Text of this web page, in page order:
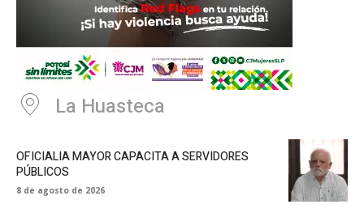
La Huasteca
OFICIALIA MAYOR CAPACITA A SERVIDORES
PÚBLICOS
8 de agosto de 2026